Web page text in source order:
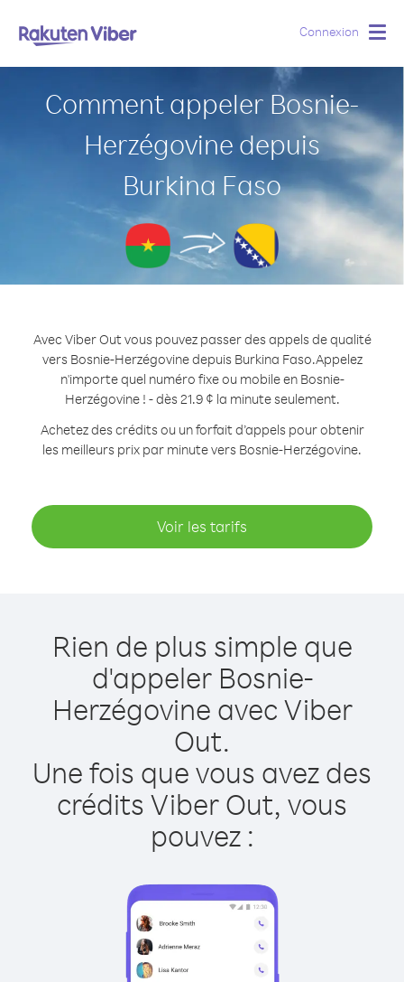
Connexion
Comment appeler Bosnie-
Herzégovine depuis
Burkina Faso
Avec Viber Out vous pouvez passer des appels de qualité
vers Bosnie-Herzégovine depuis Burkina Faso.Appelez
n'importe quel numéro fixe ou mobile en Bosnie-
Herzégovine ! - dès 21.9 ¢ la minute seulement.
Achetez des crédits ou un forfait d’appels pour obtenir
les meilleurs prix par minute vers Bosnie-Herzégovine.
Voir les tarifs
Rien de plus simple que
d'appeler Bosnie-
Herzégovine avec Viber
Out.
Une fois que vous avez des
crédits Viber Out, vous
pouvez :